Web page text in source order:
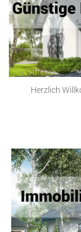
Herzlich